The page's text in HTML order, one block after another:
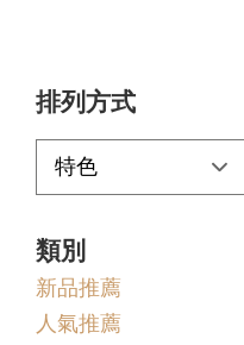
排列方式
類別
新品推薦
人氣推薦